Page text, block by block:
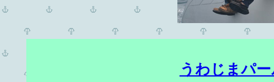
うわじまパ